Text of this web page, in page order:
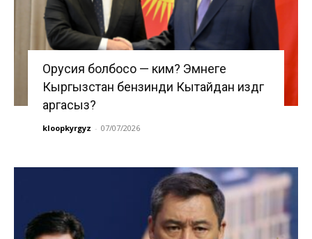
Орусия болбосо — ким? Эмнеге
Кыргызстан бензинди Кытайдан издөөгө
аргасыз?
kloopkyrgyz - 07/07/2026